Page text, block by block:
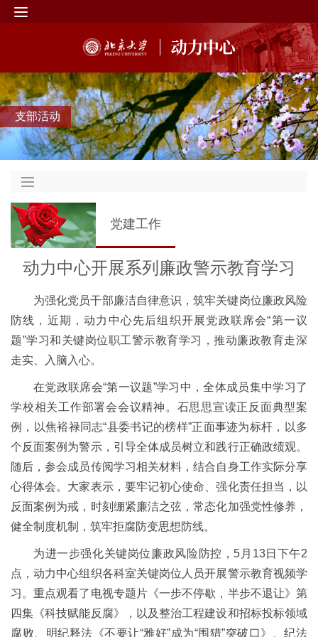
支部活动
党建工作
动力中心开展系列廉政警示教育学习
为强化党员干部廉洁自律意识，筑牢关键岗位廉政风险
防线，近期，动力中心先后组织开展党政联席会“第一议
题”学习和关键岗位职工警示教育学习，推动廉政教育走深
走实、入脑入心。
在党政联席会“第一议题”学习中，全体成员集中学习了
学校相关工作部署会会议精神。石思思宣读正反面典型案
例，以焦裕禄同志“县委书记的榜样”正面事迹为标杆，以多
个反面案例为警示，引导全体成员树立和践行正确政绩观。
随后，参会成员传阅学习相关材料，结合自身工作实际分享
心得体会。大家表示，要牢记初心使命、强化责任担当，以
反面案例为戒，时刻绷紧廉洁之弦，常态化加强党性修养，
健全制度机制，筑牢拒腐防变思想防线。
为进一步强化关键岗位廉政风险防控，5月13日下午2
点，动力中心组织各科室关键岗位人员开展警示教育视频学
习。重点观看了电视专题片《一步不停歇，半步不退让》第
四集《科技赋能反腐》，以及整治工程建设和招标投标领域
腐败、明纪释法《不要让“雅好”成为“围猎”突破口》、纪法